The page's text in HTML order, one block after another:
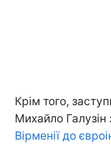
Крім того,
Михайло
Вірменії до